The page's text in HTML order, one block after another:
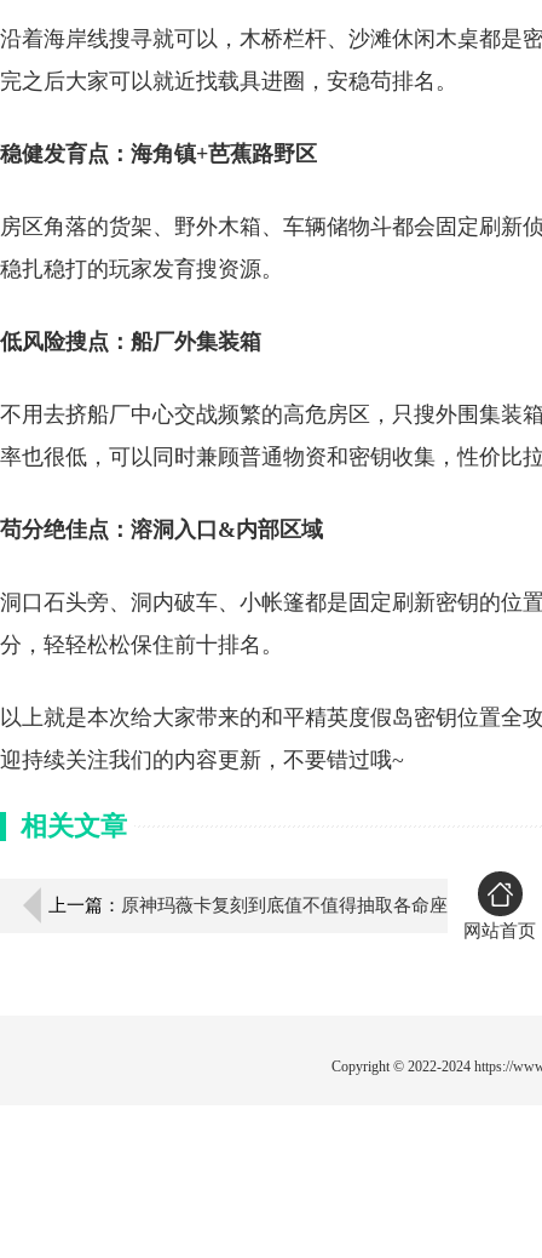
沿着海岸线搜寻就可以，木桥栏杆、沙滩休闲木桌都是
完之后大家可以就近找载具进圈，安稳苟排名。
稳健发育点：海角镇+芭蕉路野区
房区角落的货架、野外木箱、车辆储物斗都会固定刷新
稳扎稳打的玩家发育搜资源。
低风险搜点：船厂外集装箱
不用去挤船厂中心交战频繁的高危房区，只搜外围集装
率也很低，可以同时兼顾普通物资和密钥收集，性价比
苟分绝佳点：溶洞入口&内部区域
洞口石头旁、洞内破车、小帐篷都是固定刷新密钥的位
分，轻轻松松保住前十排名。
以上就是本次给大家带来的和平精英度假岛密钥位置全
迎持续关注我们的内容更新，不要错过哦~
相关文章
上一篇： 原神玛薇卡复刻到底值不值得抽取各命座
网站首页
Copyright © 2022-2024 https://